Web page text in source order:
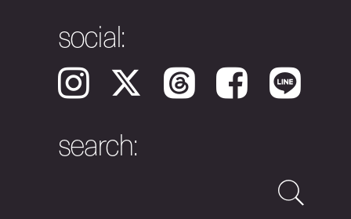
social:
Instagram 𝕏 Threads Facebook LINE
search: